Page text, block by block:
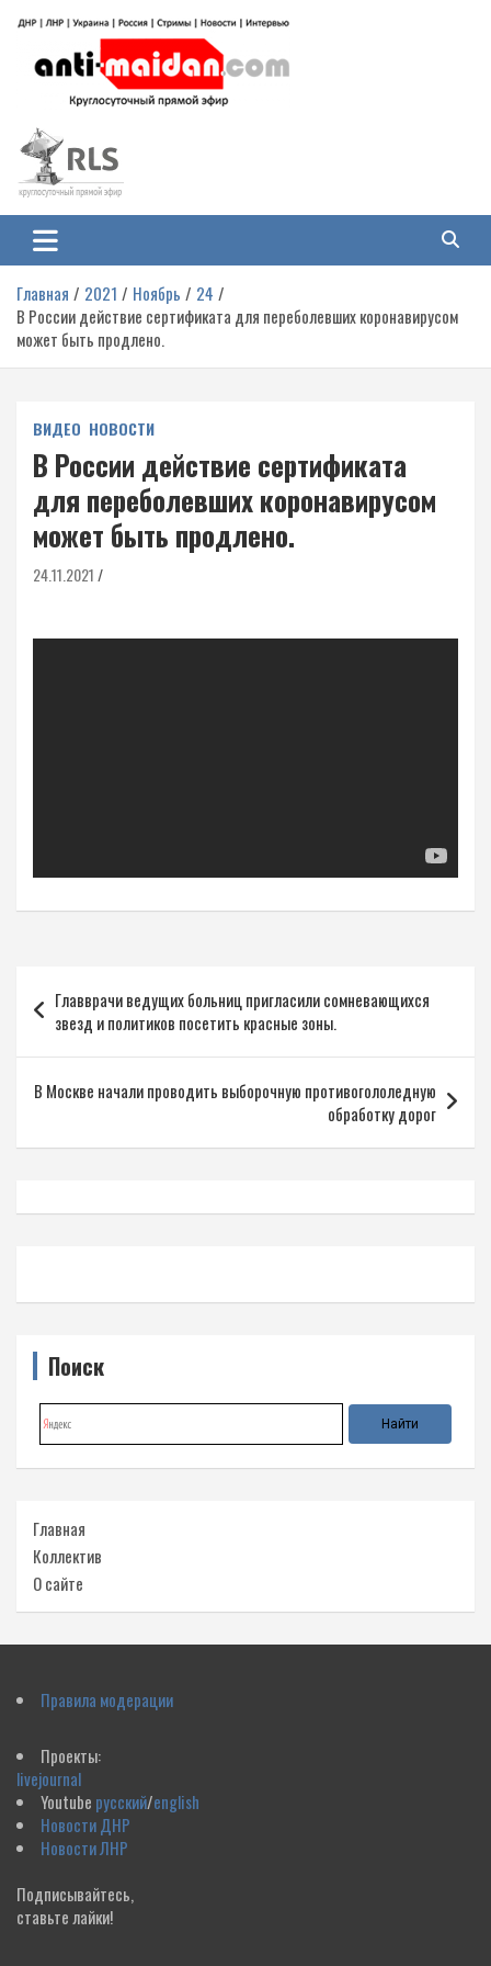
содержимому
Антимайдан: Гражданская война
на Украине
гражданской войне на Украине, включая события в Новороссии, ДНР,
ЛНР и других регионах.
Главная 2021 Ноябрь
24
В России действие сертификата для переболевших коронавирусом
может быть продлено.
ВИДЕО НОВОСТИ
В России действие сертификата
для переболевших коронавирусом
может быть продлено.
24.11.2021
по
записям
Главврачи ведущих больниц пригласили сомневающихся
звезд и политиков посетить красные зоны.
В Москве начали проводить выборочную противогололедную
обработку дорог
Поиск
Главная
Коллектив
О сайте
Правила модерации
Проекты:
livejournal
Youtube русский/english
Новости ДНР
Новости ЛНР
Подписывайтесь,
ставьте лайки!